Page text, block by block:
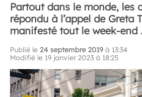
Partout dans le monde, les
répondu à l’appel de Greta
manifesté tout le week-end
Publié le 24 septembre 2019 à 13:34
Modifié le 19 janvier 2023 à 18:25